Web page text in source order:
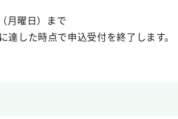
月曜日）まで
した時点で申込受付を終了します。